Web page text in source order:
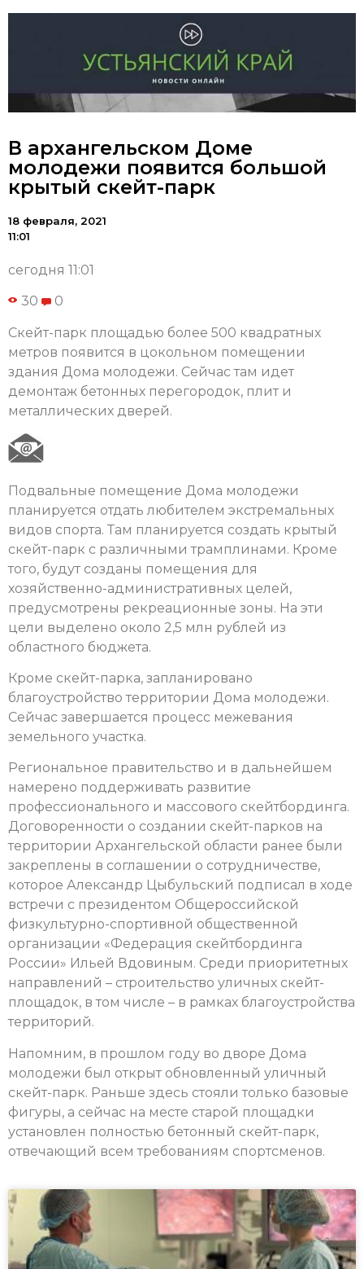
В архангельском Доме
молодежи появится большой
крытый скейт-парк
18 февраля, 2021
11:01
сегодня 11:01
30 0
Скейт-парк площадью более 500 квадратных
метров появится в цокольном помещении
здания Дома молодежи. Сейчас там идет
демонтаж бетонных перегородок, плит и
металлических дверей.
Подвальные помещение Дома молодежи
планируется отдать любителем экстремальных
видов спорта. Там планируется создать крытый
скейт-парк с различными трамплинами. Кроме
того, будут созданы помещения для
хозяйственно-административных целей,
предусмотрены рекреационные зоны. На эти
цели выделено около 2,5 млн рублей из
областного бюджета.
Кроме скейт-парка, запланировано
благоустройство территории Дома молодежи.
Сейчас завершается процесс межевания
земельного участка.
Региональное правительство и в дальнейшем
намерено поддерживать развитие
профессионального и массового скейтбординга.
Договоренности о создании скейт-парков на
территории Архангельской области ранее были
закреплены в соглашении о сотрудничестве,
которое Александр Цыбульский подписал в ходе
встречи с президентом Общероссийской
физкультурно-спортивной общественной
организации «Федерация скейтбординга
России» Ильей Вдовиным. Среди приоритетных
направлений – строительство уличных скейт-
площадок, в том числе – в рамках благоустройства
территорий.
Напомним, в прошлом году во дворе Дома
молодежи был открыт обновленный уличный
скейт-парк. Раньше здесь стояли только базовые
фигуры, а сейчас на месте старой площадки
установлен полностью бетонный скейт-парк,
отвечающий всем требованиям спортсменов.